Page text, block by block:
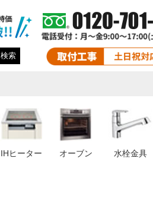
検索
IHヒーター オーブン 水栓金具